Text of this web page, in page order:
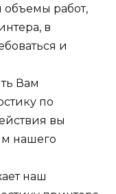
объемы работ,
в
и
Вам
по
вы
нашего
наш